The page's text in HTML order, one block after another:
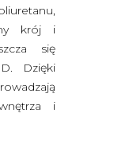
krój i
się
Dzięki
i